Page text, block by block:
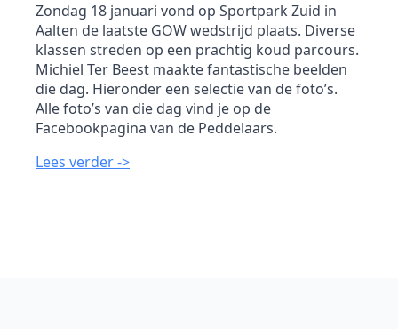
Zondag 18 januari vond op Sportpark Zuid in
Aalten de laatste GOW wedstrijd plaats. Diverse
klassen streden op een prachtig koud parcours.
Michiel Ter Beest maakte fantastische beelden
die dag. Hieronder een selectie van de foto’s.
Alle foto’s van die dag vind je op de
Facebookpagina van de Peddelaars.
Lees verder ->